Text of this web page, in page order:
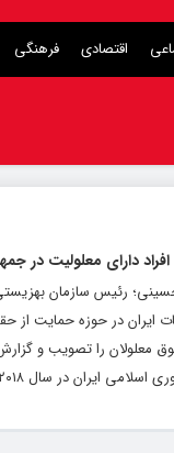
اقتصادی فرهنگی
دارای معلولیت در
حسینی؛ رئیس سازمان
ایران در حوزه حمایت از
در سال ۲۰۰۹ میلادی کنوانسیون حقوق